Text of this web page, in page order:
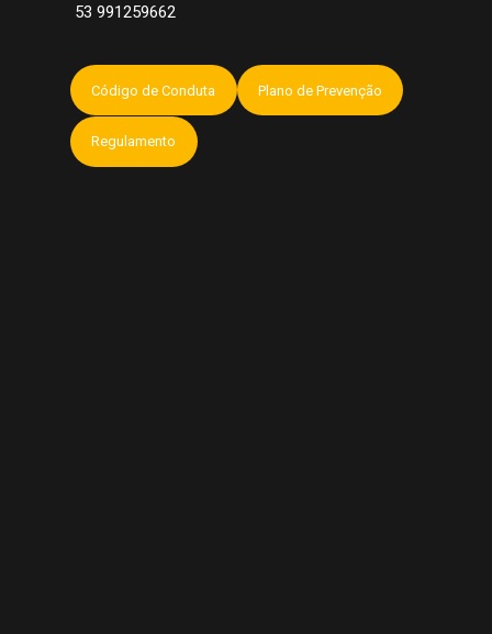
53 991259662
Código de Conduta Plano de Prevenção
Regulamento